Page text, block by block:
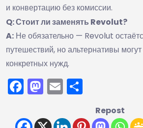
и конвертацию без комиссии.
Q: Стоит ли заменять Revolut?
A: Не обязательно — Revolut
путешествий, но альтернативы
конкретных нужд.
Facebook
Mastodon
Email
Repost